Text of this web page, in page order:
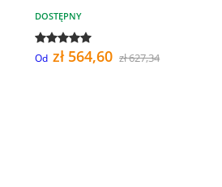
DOSTĘPNY
Od zł 564,60 zł 627,34